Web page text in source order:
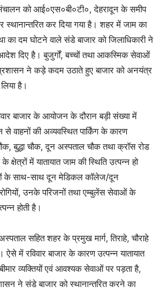
संचालन को आई०एस०बी०टी०, देहरादून के समीप
स्थानान्तरित कर दिया गया है। शहर में जाम का
का दम घोटने वाले संडे बाजार को जिलाधिकारी ने
दिए है। बुजुर्गों, बच्चों तथा आकस्मिक सेवाओं
ने कड़े कदम उठाते हुए बाजार को अनयंत्र
है।
बाजार के आयोजन के दौरान बड़ी संख्या में
वाहनों की अव्यवस्थित पार्किंग के कारण
बुद्धा चौक, दून अस्पताल चौक तथा क्रॉस रोड
क्षेत्रों में यातायात जाम की स्थिति उत्पन्न हो
के साथ-साथ दून मेडिकल कॉलेज/दून
उनके परिजनों तथा एम्बुलेंस सेवाओं के
होती है।
सहित शहर के प्रमुख मार्ग, तिराहे, चौराहे
ऐसे में रविवार बाजार के कारण उत्पन्न यातायात
व्यक्तियों एवं आवश्यक सेवाओं पर पड़ता है,
ने संडे बाजार को स्थानान्तरित करने का